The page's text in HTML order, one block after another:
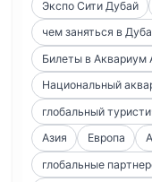
Экспо Сити Дубай
чем заняться в
Билеты в Аквариум
Национальный
глобальный
Азия
Европа
глобальные